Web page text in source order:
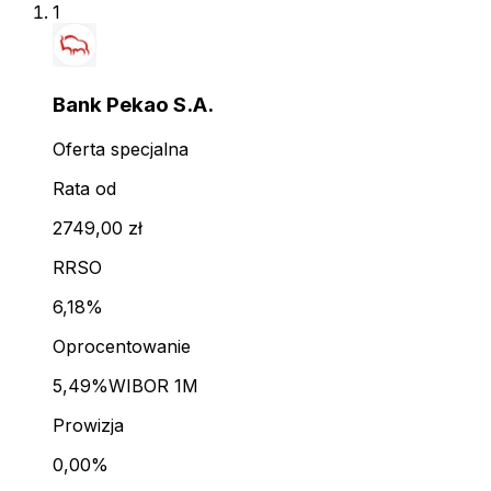
1
Bank Pekao S.A.
Oferta specjalna
Rata od
2749,00 zł
RRSO
6,18%
Oprocentowanie
5,49%WIBOR 1M
Prowizja
0,00%